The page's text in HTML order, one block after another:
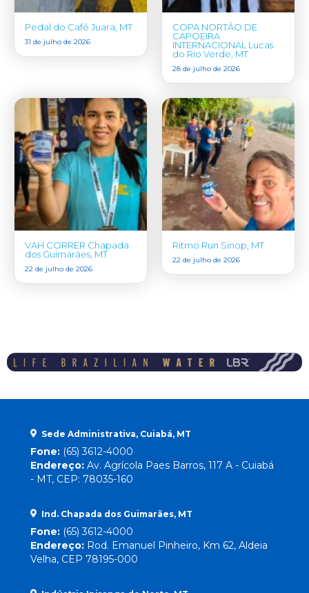
Pedal do Café Juara, MT
31 de julho de 2026
COPA NORTÃO DE
CAPOEIRA
INTERNACIONAL Lucas
do Rio Verde, MT
28 de julho de 2026
VAH CORRER Chapada
dos Guimarães, MT
22 de julho de 2026
Ritmo Run Sinop, MT
22 de julho de 2026
Sede Administrativa, Cuiabá, MT
Fone: (65) 3612-4000
Endereço: Av. Agrícola Paes Barros, 117 A - Cuiabá
- MT, CEP: 78035-160
Ind. Chapada dos Guimarães, MT
Fone: (65) 3612-4000
Endereço: Rod. Emanuel Pinheiro, Km 62, Aldeia
Velha, CEP 78195-000